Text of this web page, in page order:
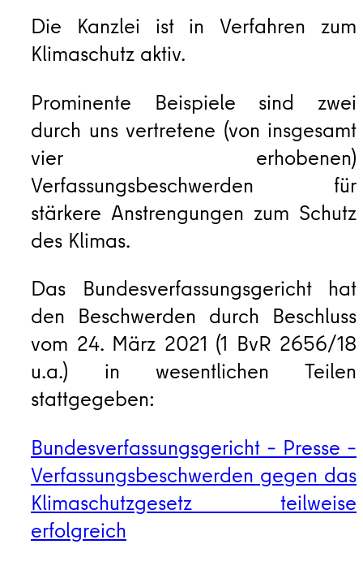
Die Kanzlei ist in Verfahren zum
Klimaschutz aktiv.
Prominente Beispiele sind zwei
durch uns vertretene (von insgesamt
vier erhobenen)
Verfassungsbeschwerden für
stärkere Anstrengungen zum Schutz
des Klimas.
Das Bundesverfassungsgericht hat
den Beschwerden durch Beschluss
vom 24. März 2021 (1 BvR 2656/18
u.a.) in wesentlichen Teilen
stattgegeben:
Bundesverfassungsgericht – Presse –
Verfassungsbeschwerden gegen das
Klimaschutzgesetz teilweise
erfolgreich